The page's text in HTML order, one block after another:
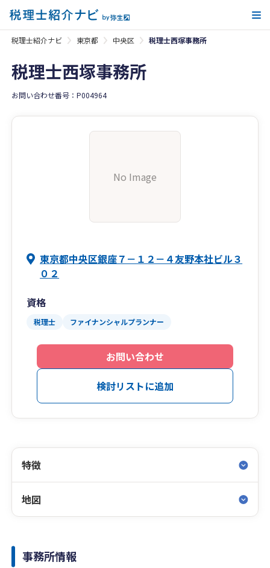
税理士紹介ナビ 東京都 中央区 税理士西塚事務所
税理士西塚事務所
お問い合わせ番号：P004964
No Image
東京都中央区銀座７－１２－４友野本社ビル３
０２
資格
税理士 ファイナンシャルプランナー
お問い合わせ
検討リストに追加
特徴
地図
事務所情報